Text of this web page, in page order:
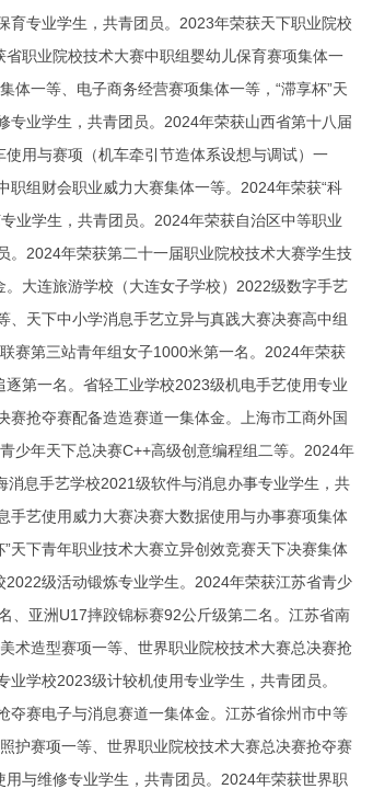
专业学生，共青团员。2023年荣获天下职业院校
职业院校技术大赛中职组婴幼儿保育赛项集体一
一等、电子商务经营赛项集体一等，“滞享杯”天
业学生，共青团员。2024年荣获山西省第十八届
用与赛项（机车牵引节造体系设想与调试）一
职组财会职业威力大赛集体一等。2024年荣获“科
业学生，共青团员。2024年荣获自治区中等职业
。2024年荣获第二十一届职业院校技术大赛学生技
大连旅游学校（大连女子学校）2022级数字手艺
天下中小学消息手艺立异与真践大赛决赛高中组
赛第三站青年组女子1000米第一名。2024年荣获
第一名。省轻工业学校2023级机电手艺使用专业
抢夺赛配备造造赛道一集体金。上海市工商外国
少年天下总决赛C++高级创意编程组二等。2024年
息手艺学校2021级软件与消息办事专业学生，共
艺使用威力大赛决赛大数据使用与办事赛项集体
天下青年职业技术大赛立异创效竞赛天下决赛集体
级活动锻炼专业学生。2024年荣获江苏省青少
亚洲U17摔跤锦标赛92公斤级第二名。江苏省南
术造型赛项一等、世界职业院校技术大赛总决赛抢
学校2023级计较机使用专业学生，共青团员。
夺赛电子与消息赛道一集体金。江苏省徐州市中等
护赛项一等、世界职业院校技术大赛总决赛抢夺赛
与维修专业学生，共青团员。2024年荣获世界职